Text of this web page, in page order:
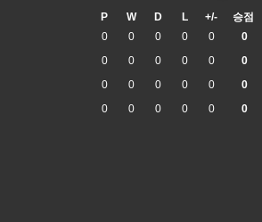
P W D L +/- 승점
0 0 0 0 0 0
0 0 0 0 0 0
0 0 0 0 0 0
0 0 0 0 0 0